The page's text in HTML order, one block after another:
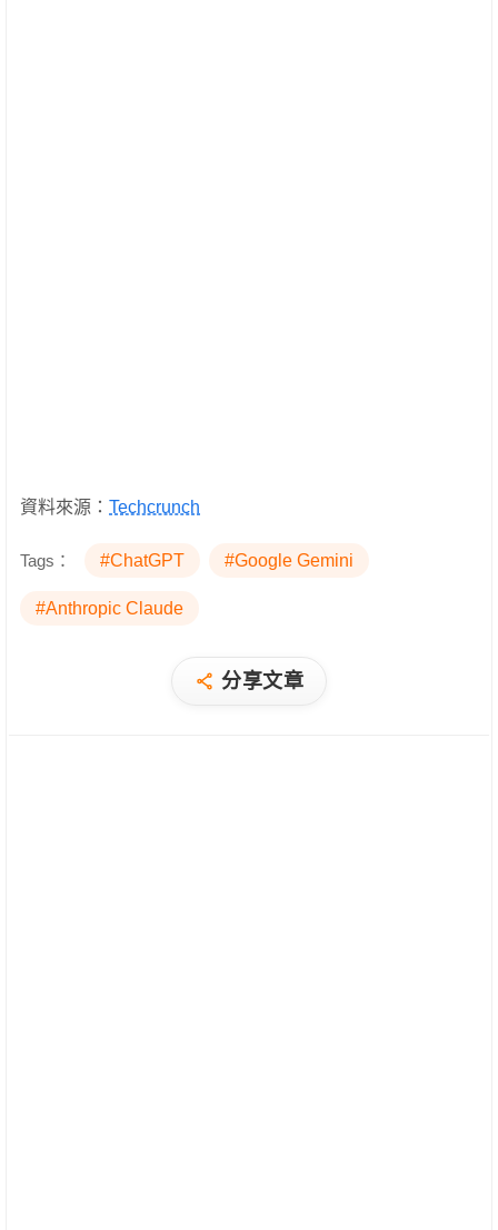
資料來源： Techcrunch
Tags： #ChatGPT #Google Gemini
#Anthropic Claude
分享文章